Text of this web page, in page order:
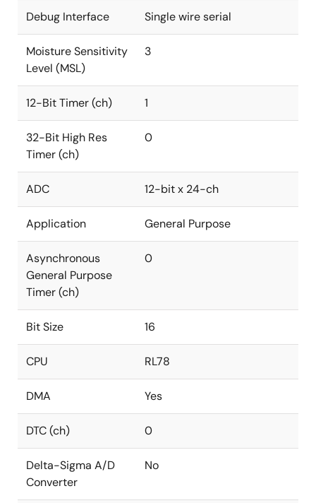
Debug Interface Single wire serial
Moisture Sensitivity
Level (MSL)
3
12-Bit Timer (ch) 1
32-Bit High Res
Timer (ch)
0
ADC 12-bit x 24-ch
Application General Purpose
Asynchronous
General Purpose
Timer (ch)
0
Bit Size 16
CPU RL78
DMA Yes
DTC (ch) 0
Delta-Sigma A/D
Converter
No